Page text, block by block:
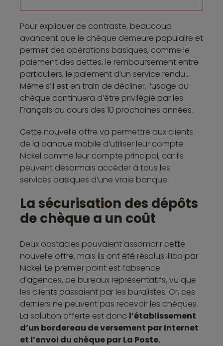
Pour expliquer ce contraste, beaucoup
avancent que le chèque demeure populaire et
permet des opérations basiques, comme le
paiement des dettes, le remboursement entre
particuliers, le paiement d’un service rendu…
Même s’il est en train de décliner, l’usage du
chèque continuera d’être privilégié par les
Français au cours des 10 prochaines années.
Cette nouvelle offre va permettre aux clients
de la banque mobile d’utiliser leur compte
Nickel comme leur compte principal, car ils
peuvent désormais accéder à tous les
services basiques d’une vraie banque.
La sécurisation des dépôts
de chèque a un coût
Deux obstacles pouvaient assombrir cette
nouvelle offre, mais ils ont été résolus illico par
Nickel. Le premier point est l’absence
d’agences, de bureaux représentatifs, vu que
les clients passaient par les buralistes. Or, ces
derniers ne peuvent pas recevoir les chèques.
La solution offerte est donc l’établissement
d’un bordereau de versement par Internet
et l’envoi du chèque par La Poste.